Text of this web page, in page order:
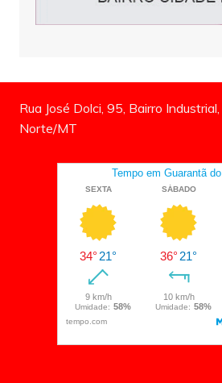
Rua José Dolci, 95, Bairro
Norte/MT